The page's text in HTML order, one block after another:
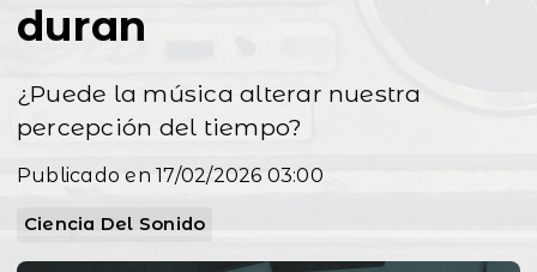
duran
¿Puede la música alterar nuestra
percepción del tiempo?
Publicado en 17/02/2026 03:00
Ciencia Del Sonido